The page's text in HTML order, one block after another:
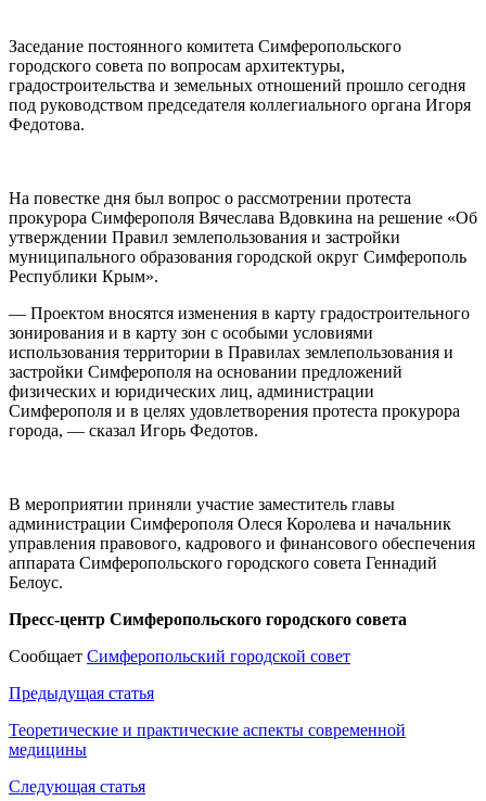
Заседание постоянного комитета Симферопольского
городского совета по вопросам архитектуры,
градостроительства и земельных отношений прошло сегодня
под руководством председателя коллегиального органа Игоря
Федотова.
На повестке дня был вопрос о рассмотрении протеста
прокурора Симферополя Вячеслава Вдовкина на решение «Об
утверждении Правил землепользования и застройки
муниципального образования городской округ Симферополь
Республики Крым».
— Проектом вносятся изменения в карту градостроительного
зонирования и в карту зон с особыми условиями
использования территории в Правилах землепользования и
застройки Симферополя на основании предложений
физических и юридических лиц, администрации
Симферополя и в целях удовлетворения протеста прокурора
города, — сказал Игорь Федотов.
В мероприятии приняли участие заместитель главы
администрации Симферополя Олеся Королева и начальник
управления правового, кадрового и финансового обеспечения
аппарата Симферопольского городского совета Геннадий
Белоус.
Пресс-центр Симферопольского городского совета
Сообщает Симферопольский городской совет
Навигация
по
записям
Предыдущая статья
Теоретические и практические аспекты современной
медицины
Следующая статья